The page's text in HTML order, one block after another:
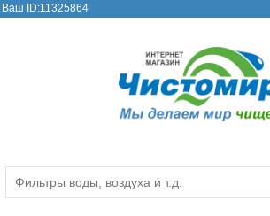
Ваш ID:11325864